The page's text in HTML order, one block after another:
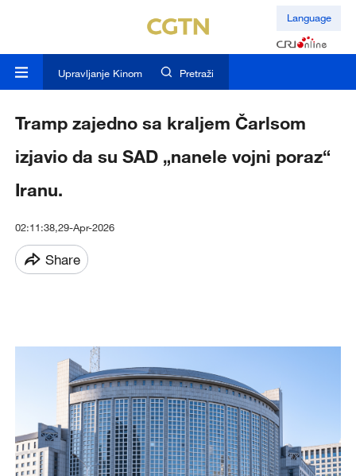
Language
Upravljanje Kinom Pretraži
Tramp zajedno sa kraljem Čarlsom
izjavio da su SAD „nanele vojni poraz“
Iranu.
02:11:38,29-Apr-2026
Share